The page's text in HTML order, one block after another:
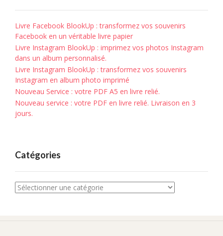
Livre Facebook BlookUp : transformez vos souvenirs
Facebook en un véritable livre papier
Livre Instagram BlookUp : imprimez vos photos Instagram
dans un album personnalisé.
Livre Instagram BlookUp : transformez vos souvenirs
Instagram en album photo imprimé
Nouveau Service : votre PDF A5 en livre relié.
Nouveau service : votre PDF en livre relié. Livraison en 3
jours.
Catégories
Catégories